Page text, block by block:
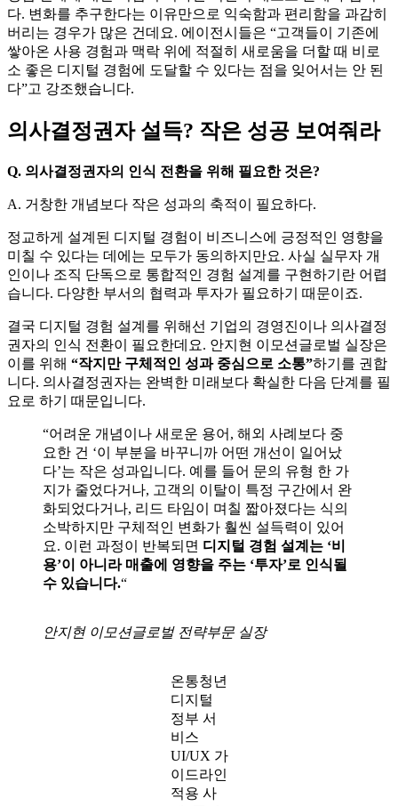
많다”며 “실제로는 데이터, 마케팅, 운영 구조를 함께 정리하
지 않으면 사용자 경험은 쉽게 분절되고 성과로 이어지기 어렵
다”는 점을 짚었습니다.
경험 설계에 대한 기업의 지나친 혁신적 태도도 문제가 됩니
버리는 경우가 많은 건데요. 에이전시들은 “고객들이 기존에
쌓아온 사용 경험과 맥락 위에 적절히 새로움을 더할 때 비로
소 좋은 디지털 경험에 도달할 수 있다는 점을 잊어서는 안 된
다”고 강조했습니다.
Q. 의사결정권자의 인식 전환을 위해 필요한 것은?
A. 거창한 개념보다 작은 성과의 축적이 필요하다.
정교하게 설계된 디지털 경험이 비즈니스에 긍정적인 영향을
미칠 수 있다는 데에는 모두가 동의하지만요. 사실 실무자 개
인이나 조직 단독으로 통합적인 경험 설계를 구현하기란 어렵
습니다. 다양한 부서의 협력과 투자가 필요하기 때문이죠.
권자의 인식 전환이 필요한데요. 안지현 이모션글로벌 실장은
이를 위해 “작지만 구체적인 성과 중심으로 소통”하기를 권합
니다. 의사결정권자는 완벽한 미래보다 확실한 다음 단계를 필
요로 하기 때문입니다.
“어려운 개념이나 새로운 용어, 해외 사례보다 중
요한 건 ‘이 부분을 바꾸니까 어떤 개선이 일어났
다’는 작은 성과입니다. 예를 들어 문의 유형 한 가
지가 줄었다거나, 고객의 이탈이 특정 구간에서 완
요. 이런 과정이 반복되면디지털 경험 설계는 ‘비
안지현 이모션글로벌 전략부문 실장
온통청년
디지털